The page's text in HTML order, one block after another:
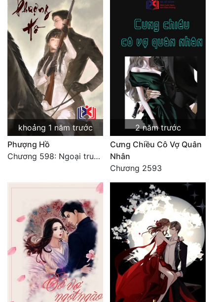
khoảng 1 năm trước
Phượng Hồ
Chương 598: Ngoại truyện: Tiểu Tiểu Ký
2 năm trước
Cưng Chiều Cô Vợ Quân
Nhân
Chương 2593